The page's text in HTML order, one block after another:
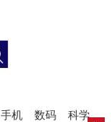
手机 数码
科学